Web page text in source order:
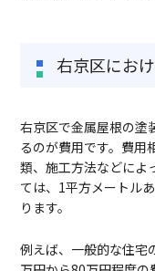
右京区にお
右京区で金属屋根の塗
るのが費用です。費用
類、施工方法などによ
ては、1平方メートル
ります。
例えば、一般的な住宅